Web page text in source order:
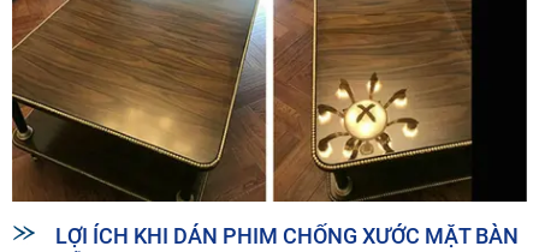
LỢI ÍCH KHI DÁN PHIM CHỐNG XƯỚC MẶT BÀN